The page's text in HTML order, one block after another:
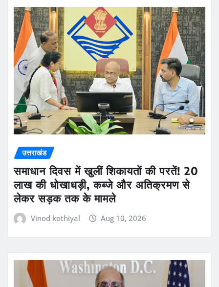
उत्तराखंड
समाधान दिवस में खुलीं शिकायतों की परतें! 20
लाख की धोखाधड़ी, कब्जे और अतिक्रमण से
लेकर सड़क तक के मामले
Vinod kothiyal Aug 10, 2026